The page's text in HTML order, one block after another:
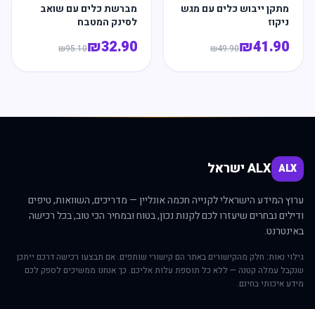
מתקן ייבוש כלים עם מגש
ניקוז
₪41.90
₪49.90
מברשת כלים עם שואב
לסינק המטבח
₪32.90
₪95.10
ALX ALX ישראל
ערוץ המידע הישראלי לקנייה חכמה אונליין — מדריכים, השוואות, טיפים
ודילים נבחרים שיעזרו לכם לקנות נכון, בטוח ובמחיר הכי טוב, בכל רכישה
באינטרנט.
גילוי נאות: חלק מהקישורים באתר הם קישורי שותפים. אם תבצעו רכישה דרכם ייתכן
שנקבל עמלה קטנה — ללא כל תוספת עלות אליכם. כך אנחנו ממשיכים לספק לכם
מידע איכותי בחינם.